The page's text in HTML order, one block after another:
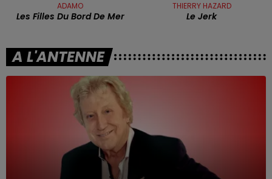
ADAMO
Les Filles Du Bord De Mer
THIERRY HAZARD
Le Jerk
A L'ANTENNE